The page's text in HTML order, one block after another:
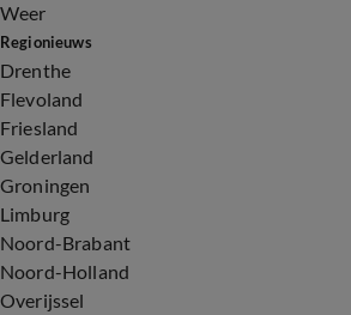
Weer
Regionieuws
Drenthe
Flevoland
Friesland
Gelderland
Groningen
Limburg
Noord-Brabant
Noord-Holland
Overijssel